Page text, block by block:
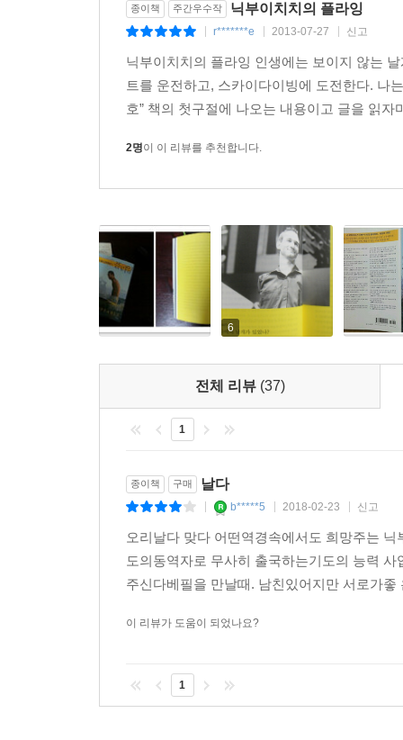
카나에는 영웅적이라고밖에 표현할 길이 없는 방
새로 사귄 여자친구에게 경영 중인 회사가 상당
돌아보지 않고 달아날 수도 있었는데 한사코
것이다.
당시에는 사업체를 이끌며 짊어진 부채 탓에 쓸
여실히 보여 주었다. 배려하고 보살피고 사랑을 쏟
사업이 이익을 내지 못하게 됐다고 털어놓자, 카
먹고살 수 있을 거예요.” 눈곱만큼도 머뭇거리지
부드럽게 쓰다듬으며 늘 곁을 지키겠다는 말로 위
날마다 나를 위해 기도하는 줄 알고 있었기에 그
누군가 내 필요를 알고 주님께서 채워 주시길
어느덧 카나에는 나로 하여금 그리스도 안에 머
노릇을 제대로 해내는 데 필요한 열쇠가 되었다.
내 마음을 헤아려 격려를 아끼지 않았지만, 그보
영향을 미치는 요소들은 그녀에게도 파장을 미
필요해지는 날이 온다면 나도 그러고 싶었다.
우선이었다. 함께 시간을 보내고, 영화를 보고
존재한다는 게 갈수록 놀라웠다. 카나에한테서
인간으로 발전해 가길 바라는 소망이 생긴 것이다.
어린 시절, 언젠가 만날 아내에게 바라는 열 가지
흥미롭고 또 멋진 일이었다. 나이로는 내가 몇
요소들, 또는 잠재의식 속에 숨은 은밀한 소망 따
이영표(전 축구국가대표선수)
그의 삶은 희망 그 자체이다. 하나님의 사랑을 체
이영훈(여의도순복음교회 담임목사)
이찬수(분당우리교회 담임목사)
닉을 보면서 절망할 사람이 이 땅에 누가 있을까.
닉이 첫 아이를 ‘허그’할 수 없어 천으로 함께 동여
조정민(목사,「사람이 선물이다」저자)
정말 ‘Unstoppable’한 닉의 삶을 보면
진재혁(지구촌교회 담임목사)
바라만 보아도 그의 글만 읽어도 우리는 일어설 수
홍민기(호산나교회 담임목사)
종이책 주간우수작 닉부이치치의 플라잉
r*******e 2013-07-27 신고
닉부이치치의 플라잉 인생에는 보이지 않는
트를 운전하고, 스카이다이빙에 도전한다. 나
호” 책의 첫구절에 나오는 내용이고 글을 읽
2명이 이 리뷰를 추천합니다.
6
전체 리뷰 (37)
1
종이책 구매 날다
b*****5 2018-02-23 신고
오리날다 맞다 어떤역경속에서도 희망주는
도의동역자로 무사히 출국하는기도의 능력
주신다베필을 만날때. 남친있어지만 서로가
이 리뷰가 도움이 되었나요?
1